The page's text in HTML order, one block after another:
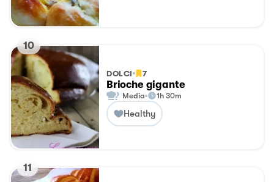
10
DOLCI 7
Brioche gigante
Media 1h 30m
Healthy
11